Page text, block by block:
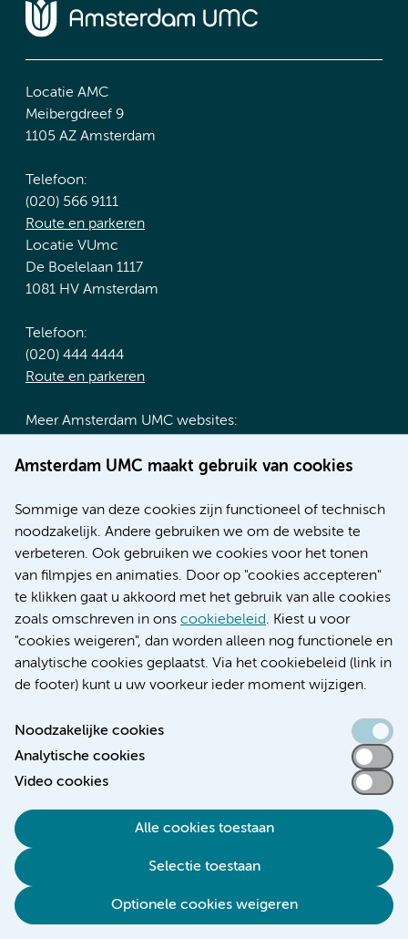
Amsterdam UMC maakt gebruik van cookies
Sommige van deze cookies zijn functioneel of technisch
noodzakelijk. Andere gebruiken we om de website te
verbeteren. Ook gebruiken we cookies voor het tonen
van filmpjes en animaties. Door op "cookies accepteren"
te klikken gaat u akkoord met het gebruik van alle cookies
zoals omschreven in ons cookiebeleid. Kiest u voor
"cookies weigeren", dan worden alleen nog functionele en
analytische cookies geplaatst. Via het cookiebeleid (link in
de footer) kunt u uw voorkeur ieder moment wijzigen.
Noodzakelijke cookies
Analytische cookies
Video cookies
Alle cookies toestaan
Selectie toestaan
Optionele cookies weigeren
Locatie AMC
Meibergdreef 9
1105 AZ Amsterdam
Telefoon:
(020) 566 9111
Route en parkeren
Locatie VUmc
De Boelelaan 1117
1081 HV Amsterdam
Telefoon:
(020) 444 4444
Route en parkeren
Meer Amsterdam UMC websites:
Werken bij Amsterdam UMC
Nieuws
Research
Educatie locatie AMC
Educatie locatie VUmc
Verwijzen & diagnostiek
Toegankelijkheidsverklaring
Responsible disclosure
Algemene privacyverklaring